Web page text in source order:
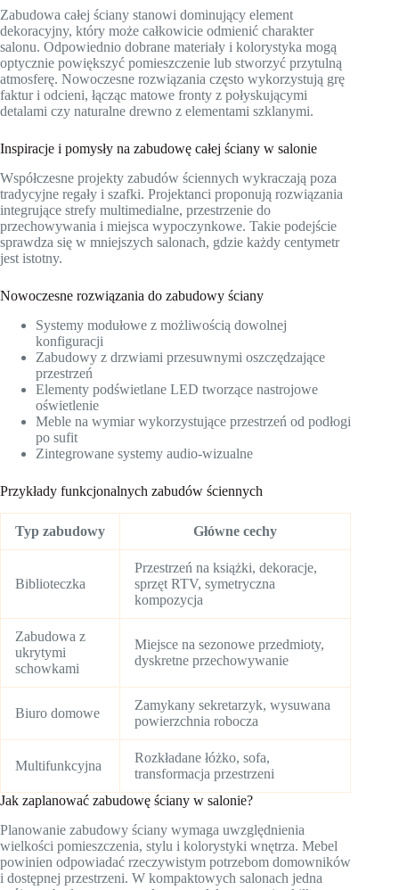
Zabudowa całej ściany stanowi dominujący element
dekoracyjny, który może całkowicie odmienić charakter
salonu. Odpowiednio dobrane materiały i kolorystyka mogą
optycznie powiększyć pomieszczenie lub stworzyć przytulną
atmosferę. Nowoczesne rozwiązania często wykorzystują grę
faktur i odcieni, łącząc matowe fronty z połyskującymi
detalami czy naturalne drewno z elementami szklanymi.
Inspiracje i pomysły na zabudowę całej ściany w salonie
Współczesne projekty zabudów ściennych wykraczają poza
tradycyjne regały i szafki. Projektanci proponują rozwiązania
integrujące strefy multimedialne, przestrzenie do
przechowywania i miejsca wypoczynkowe. Takie podejście
sprawdza się w mniejszych salonach, gdzie każdy centymetr
jest istotny.
Nowoczesne rozwiązania do zabudowy ściany
Systemy modułowe z możliwością dowolnej
konfiguracji
Zabudowy z drzwiami przesuwnymi oszczędzające
przestrzeń
Elementy podświetlane LED tworzące nastrojowe
oświetlenie
Meble na wymiar wykorzystujące przestrzeń od podłogi
po sufit
Zintegrowane systemy audio-wizualne
Przykłady funkcjonalnych zabudów ściennych
Typ zabudowy Główne cechy
Biblioteczka
Przestrzeń na książki, dekoracje,
sprzęt RTV, symetryczna
kompozycja
Zabudowa z
ukrytymi
schowkami
Miejsce na sezonowe przedmioty,
dyskretne przechowywanie
Biuro domowe
Zamykany sekretarzyk, wysuwana
powierzchnia robocza
Multifunkcyjna
Rozkładane łóżko, sofa,
transformacja przestrzeni
Jak zaplanować zabudowę ściany w salonie?
Planowanie zabudowy ściany wymaga uwzględnienia
wielkości pomieszczenia, stylu i kolorystyki wnętrza. Mebel
powinien odpowiadać rzeczywistym potrzebom domowników
i dostępnej przestrzeni. W kompaktowych salonach jedna